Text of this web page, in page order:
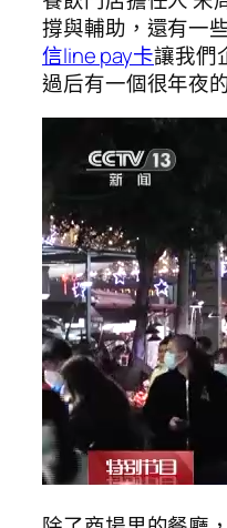
撐與輔助，還有一
信line pay卡讓我們
過后有一個很年夜